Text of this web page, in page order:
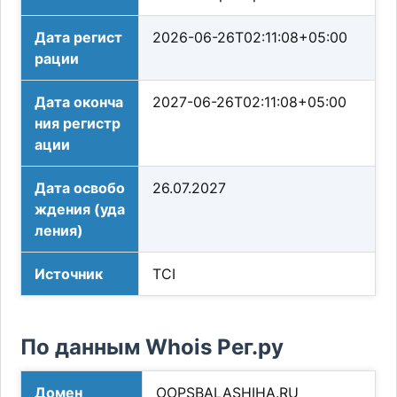
Дата регист
рации
2026-06-26T02:11:08+05:00
Дата оконча
ния регистр
ации
2027-06-26T02:11:08+05:00
Дата освобо
ждения (уда
ления)
26.07.2027
Источник TCI
По данным Whois Рег.ру
Домен OOPSBALASHIHA.RU